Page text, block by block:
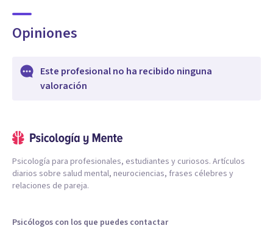
Opiniones
Este profesional no ha recibido ninguna
valoración
Psicología para profesionales, estudiantes y curiosos. Artículos
diarios sobre salud mental, neurociencias, frases célebres y
relaciones de pareja.
Psicólogos con los que puedes contactar